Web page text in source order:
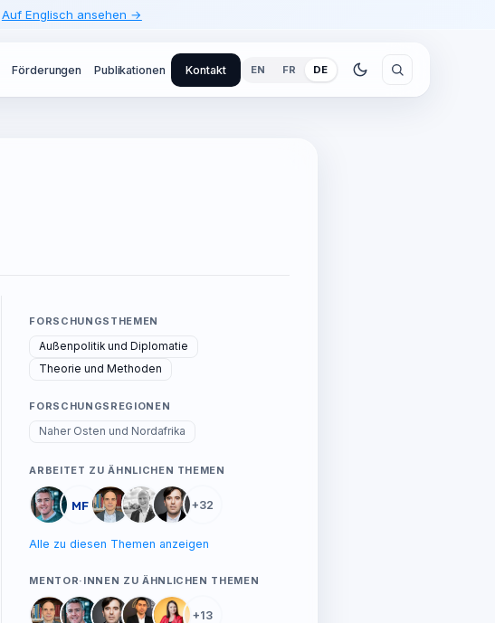
Auf Englisch ansehen →
EN FR DE
Förderungen Publikationen Kontakt
FORSCHUNGSTHEMEN
Außenpolitik und Diplomatie
Theorie und Methoden
FORSCHUNGSREGIONEN
Naher Osten und Nordafrika
ARBEITET ZU ÄHNLICHEN THEMEN
MF +32
Alle zu diesen Themen anzeigen
MENTOR·INNEN ZU ÄHNLICHEN THEMEN
+13